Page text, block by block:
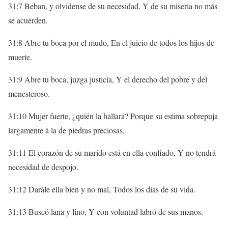
31:7 Beban, y olvídense de su necesidad, Y de su miseria no más
se acuerden.
31:8 Abre tu boca por el mudo, En el juicio de todos los hijos de
muerte.
31:9 Abre tu boca, juzga justicia, Y el derecho del pobre y del
menesteroso.
31:10 Mujer fuerte, ¿quién la hallará? Porque su estima sobrepuja
largamente á la de piedras preciosas.
31:11 El corazón de su marido está en ella confiado, Y no tendrá
necesidad de despojo.
31:12 Darále ella bien y no mal, Todos los días de su vida.
31:13 Buscó lana y lino, Y con voluntad labró de sus manos.